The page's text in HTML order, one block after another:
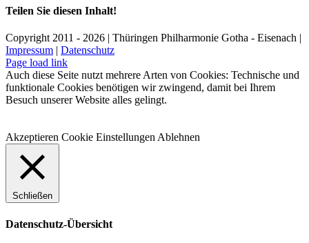
Teilen Sie diesen Inhalt!
Facebook
X
LinkedIn
E-
Mail
Copyright 2011 - 2026 | Thüringen Philharmonie Gotha - Eisenach |
Impressum | Datenschutz
Facebook
Instagram
WhatsApp
YouTube
E-
Mail
Telefon
Page load link
Auch diese Seite nutzt mehrere Arten von Cookies: Technische und
funktionale Cookies benötigen wir zwingend, damit bei Ihrem
Besuch unserer Website alles gelingt.
Akzeptieren Cookie Einstellungen Ablehnen
Schließen
Datenschutz-Übersicht